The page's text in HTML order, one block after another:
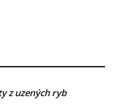
z uzených ryb